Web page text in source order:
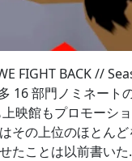
FIGHT BACK //
16 部門ノミネート
映館もプロモーシ
その上位のほとん
たことは以前書い